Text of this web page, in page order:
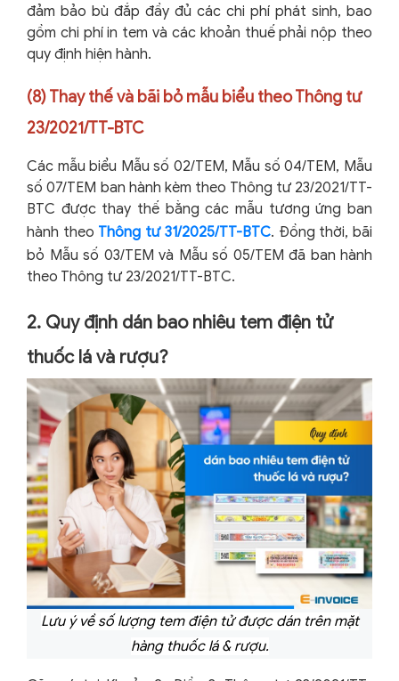
đảm bảo bù đắp đầy đủ các chi phí phát sinh, bao
gồm chi phí in tem và các khoản thuế phải nộp theo
quy định hiện hành.
(8) Thay thế và bãi bỏ mẫu biểu theo Thông tư
23/2021/TT-BTC
Các mẫu biểu Mẫu số 02/TEM, Mẫu số 04/TEM, Mẫu
số 07/TEM ban hành kèm theo Thông tư 23/2021/TT-
BTC được thay thế bằng các mẫu tương ứng ban
hành theo Thông tư 31/2025/TT-BTC. Đồng thời, bãi
bỏ Mẫu số 03/TEM và Mẫu số 05/TEM đã ban hành
theo Thông tư 23/2021/TT-BTC.
2. Quy định dán bao nhiêu tem điện tử
thuốc lá và rượu?
Lưu ý về số lượng tem điện tử được dán trên mặt
hàng thuốc lá & rượu.